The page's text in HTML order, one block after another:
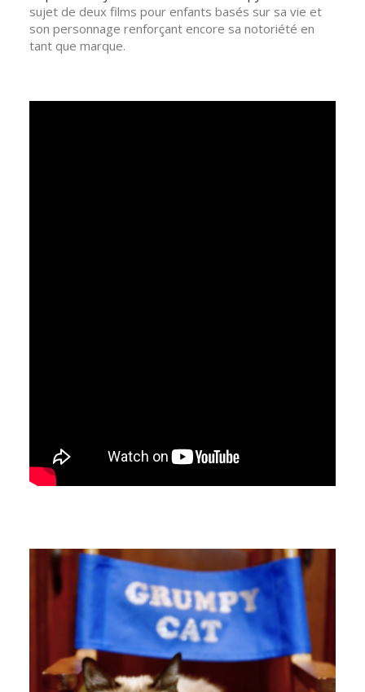
sujet de deux films pour enfants basés sur sa vie et
son personnage renforçant encore sa notoriété en
tant que marque.